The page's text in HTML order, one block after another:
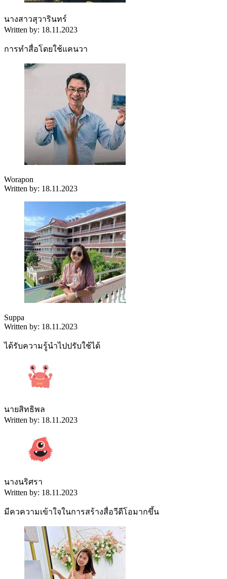
นางสาวสุวารินทร์
Written by: 18.11.2023
การทำสื่อโดยใช้แคนวา
Worapon
Written by: 18.11.2023
Suppa
Written by: 18.11.2023
ได้รับความรู้นำไปปรับใช้ได้
นายสิทธิพล
Written by: 18.11.2023
นางนริศรา
Written by: 18.11.2023
มีควความเข้าใจในการสร้างสื่อวีดีโอมากขึ้น